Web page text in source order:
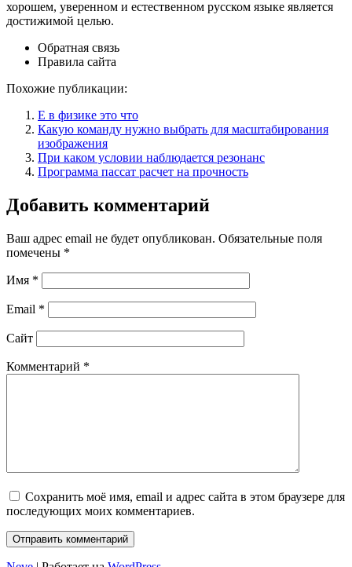
хорошем, уверенном и естественном русском языке является
достижимой целью.
Обратная связь
Правила сайта
Похожие публикации:
Е в физике это что
Какую команду нужно выбрать для масштабирования
изображения
При каком условии наблюдается резонанс
Программа пассат расчет на прочность
Добавить комментарий
Ваш адрес email не будет опубликован. Обязательные поля
помечены *
Имя *
Email *
Сайт
Комментарий *
Сохранить моё имя, email и адрес сайта в этом браузере для
последующих моих комментариев.